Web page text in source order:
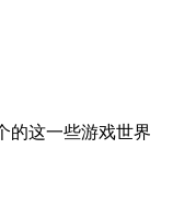
的这一些游戏世界